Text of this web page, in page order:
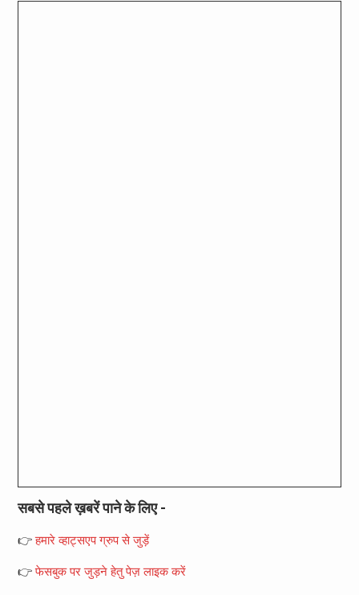
सबसे पहले ख़बरें पाने के लिए -
👉हमारे व्हाट्सएप ग्रुप से जुड़ें
👉फेसबुक पर जुड़ने हेतु पेज़ लाइक करें